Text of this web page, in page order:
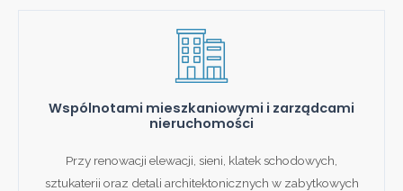
Wspólnotami mieszkaniowymi i zarządcami
nieruchomości
Przy renowacji elewacji, sieni, klatek schodowych,
sztukaterii oraz detali architektonicznych w zabytkowych